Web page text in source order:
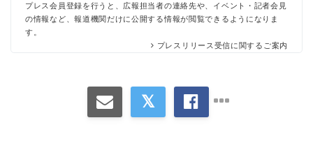
プレス会員登録を行うと、広報担当者の連絡先や、イベント・記者会見
の情報など、報道機関だけに公開する情報が閲覧できるようになりま
す。
プレスリリース受信に関するご案内